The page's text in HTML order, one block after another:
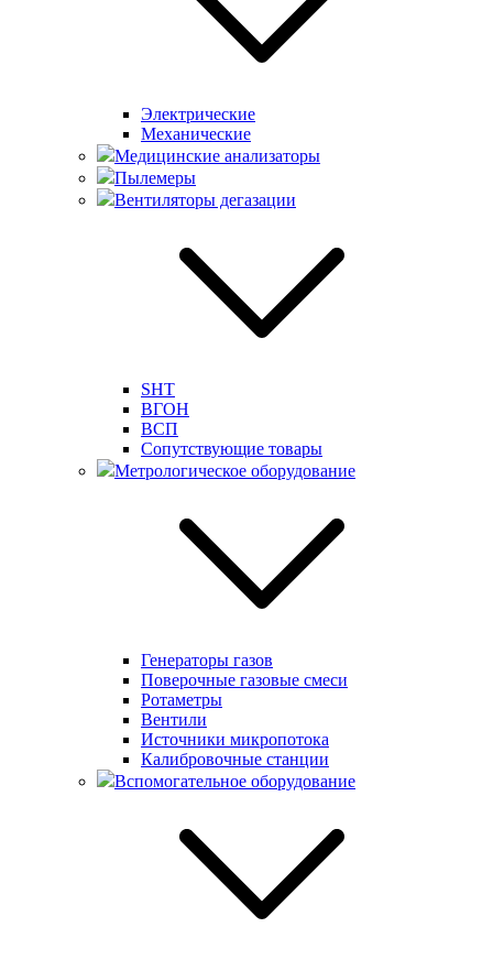
Электрические
Механические
Медицинские анализаторы
Пылемеры
Вентиляторы дегазации
SHT
ВГОН
ВСП
Сопутствующие товары
Метрологическое оборудование
Генераторы газов
Поверочные газовые смеси
Ротаметры
Вентили
Источники микропотока
Калибровочные станции
Вспомогательное оборудование